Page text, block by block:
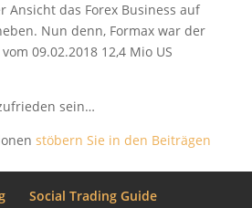
Ansicht das Forex Business auf
Nun denn, Formax war der
09.02.2018 12,4 Mio US
sein…
stöbern Sie in den Beiträgen
Social Trading Guide